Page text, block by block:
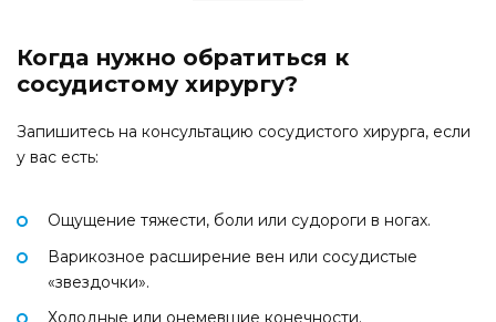
Когда нужно обратиться к
сосудистому хирургу?
Запишитесь на консультацию сосудистого хирурга, если
у вас есть:
Ощущение тяжести, боли или судороги в ногах.
Варикозное расширение вен или сосудистые
«звездочки».
Холодные или онемевшие конечности.